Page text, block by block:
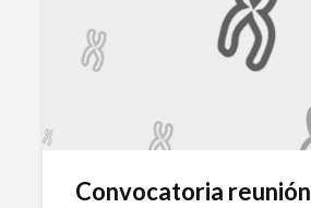
Convocatoria reunión